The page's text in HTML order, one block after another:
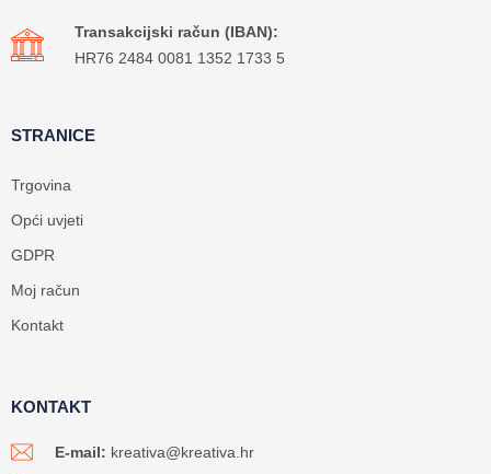
Transakcijski račun (IBAN):
HR76 2484 0081 1352 1733 5
STRANICE
Trgovina
Opći uvjeti
GDPR
Moj račun
Kontakt
KONTAKT
E-mail: kreativa@kreativa.hr